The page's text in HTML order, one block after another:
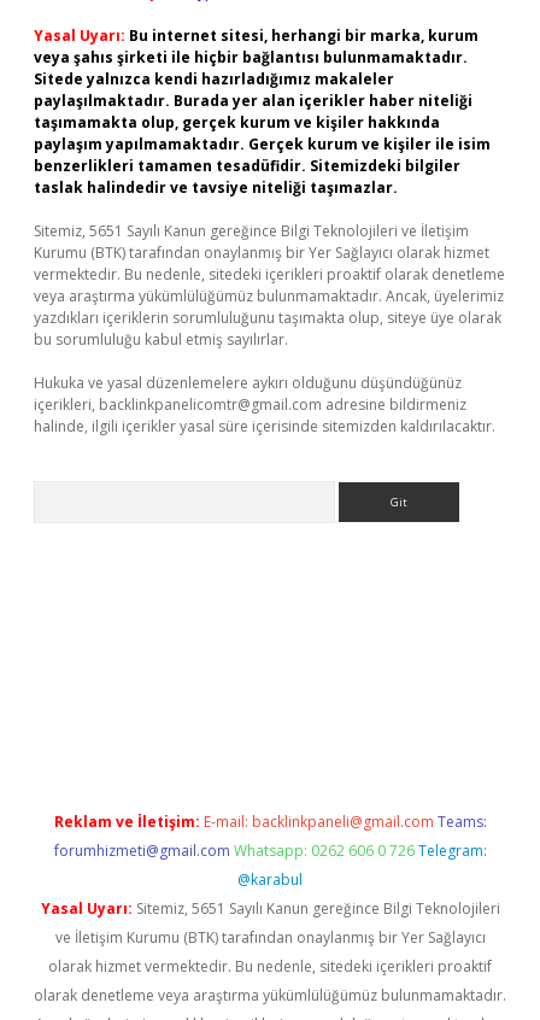
Yasal Uyarı: Bu internet sitesi, herhangi bir marka, kurum
veya şahıs şirketi ile hiçbir bağlantısı bulunmamaktadır.
Sitede yalnızca kendi hazırladığımız makaleler
paylaşılmaktadır. Burada yer alan içerikler haber niteliği
taşımamakta olup, gerçek kurum ve kişiler hakkında
paylaşım yapılmamaktadır. Gerçek kurum ve kişiler ile isim
benzerlikleri tamamen tesadüfidir. Sitemizdeki bilgiler
taslak halindedir ve tavsiye niteliği taşımazlar.
Sitemiz, 5651 Sayılı Kanun gereğince Bilgi Teknolojileri ve İletişim
Kurumu (BTK) tarafından onaylanmış bir Yer Sağlayıcı olarak hizmet
vermektedir. Bu nedenle, sitedeki içerikleri proaktif olarak denetleme
veya araştırma yükümlülüğümüz bulunmamaktadır. Ancak, üyelerimiz
yazdıkları içeriklerin sorumluluğunu taşımakta olup, siteye üye olarak
bu sorumluluğu kabul etmiş sayılırlar.
Hukuka ve yasal düzenlemelere aykırı olduğunu düşündüğünüz
içerikleri, backlinkpanelicomtr@gmail.com adresine bildirmeniz
halinde, ilgili içerikler yasal süre içerisinde sitemizden kaldırılacaktır.
Reklam ve İletişim: E-mail: backlinkpaneli@gmail.com Teams:
forumhizmeti@gmail.com Whatsapp: 0262 606 0 726 Telegram:
@karabul
Yasal Uyarı: Sitemiz, 5651 Sayılı Kanun gereğince Bilgi Teknolojileri
ve İletişim Kurumu (BTK) tarafından onaylanmış bir Yer Sağlayıcı
olarak hizmet vermektedir. Bu nedenle, sitedeki içerikleri proaktif
olarak denetleme veya araştırma yükümlülüğümüz bulunmamaktadır.